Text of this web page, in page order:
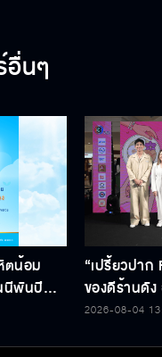
อื่นๆ
ตน้อม
นีพันปี
“เปรี้ยวปา
ของดีร้านดั
2026-08-04